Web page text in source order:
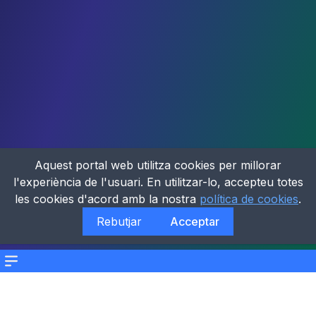
Menu
Aquest portal web utilitza cookies per millorar
l'experiència de l'usuari. En utilitzar-lo, accepteu totes
les cookies d'acord amb la nostra política de cookies.
Rebutjar
Acceptar